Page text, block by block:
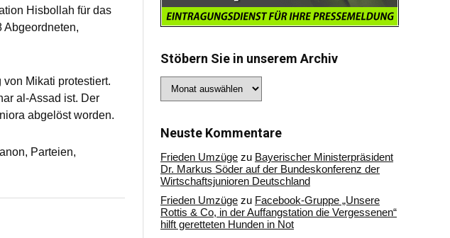
Hisbollah für das
Abgeordneten,
Mikati protestiert.
al-Assad ist. Der
abgelöst worden.
Parteien,
Stöbern Sie in unserem Archiv
Sie
Archiv
Neuste Kommentare
Frieden Umzüge zu Bayerischer Ministerpräsident
Dr. Markus Söder auf der Bundeskonferenz der
Wirtschaftsjunioren Deutschland
Frieden Umzüge zu Facebook-Gruppe „Unsere
Rottis & Co, in der Auffangstation die Vergessenen“
hilft geretteten Hunden in Not